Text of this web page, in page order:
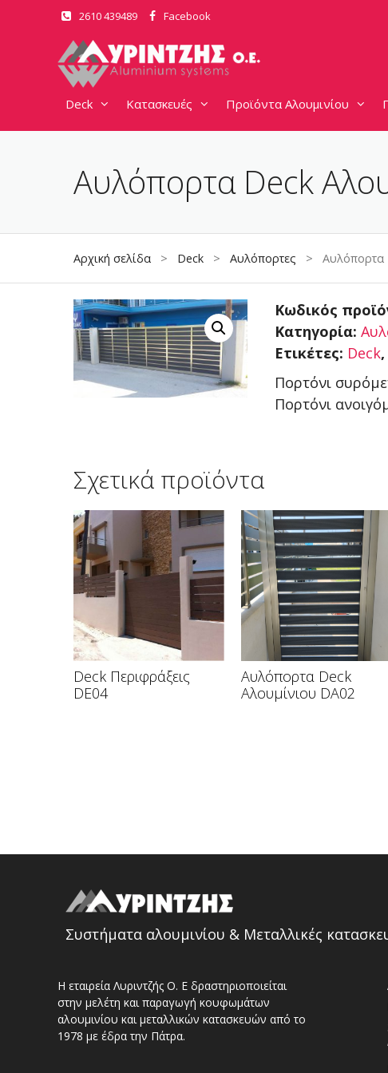
Μετάβαση
περιεχόμενο
2610 439489 Facebook
Deck Κατασκευές Προϊόντα Αλουμινίου
Αυλόπορτα Deck
Αρχική σελίδα > Deck > Αυλόπορτες > Αυλόπορτα
Κωδικός
Κατηγορία:
Ετικέτες: Deck,
Πορτόνι
Πορτόνι
Σχετικά προϊόντα
Deck Περιφράξεις
DE04
Αυλόπορτα Deck
Αλουμίνιου DA02
Συστήματα αλουμινίου & Μεταλλικές
Η εταιρεία Λυριντζής Ο. Ε δραστηριοποιείται
στην μελέτη και παραγωγή κουφωμάτων
αλουμινίου και μεταλλικών κατασκευών από το
1978 με έδρα την Πάτρα.